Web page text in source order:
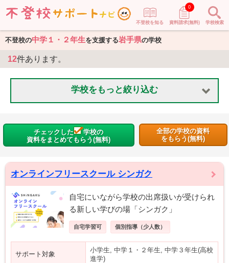
不登校を知る 資料請求(無料)
0
学校検索
不登校の中学１・２年生を支援する岩手県の学校
12件あります。
学校をもっと絞り込む
チェックした
学校の
資料をまとめてもらう(無料)
全部の学校の資料
をもらう(無料)
オンラインフリースクール シンガク
自宅にいながら学校の出席扱いが受けられ
る新しい学びの場「シンガク」
自宅学習可 個別指導（少人数）
サポート対象
小学生, 中学１・２年生, 中学３年生(高校
進学)